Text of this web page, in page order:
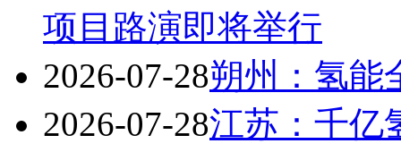
项目路演即将举行
2026-07-28朔州：氢能
2026-07-28江苏：千亿